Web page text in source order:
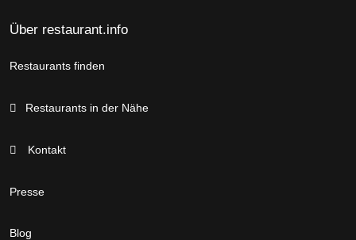
Über restaurant.info
Restaurants finden
Restaurants in der Nähe
Kontakt
Presse
Blog